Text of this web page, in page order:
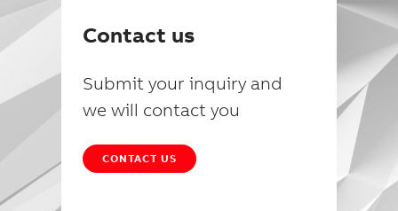
Contact us
Submit your inquiry and
we will contact you
CONTACT US